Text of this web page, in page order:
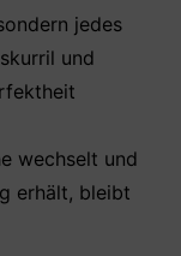
jedes
und
wechselt und
erhält, bleibt